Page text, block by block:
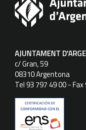
AJUNTAMENT
c/ Gran, 59
08310 Argentona
Tel 93 797 49 00 -